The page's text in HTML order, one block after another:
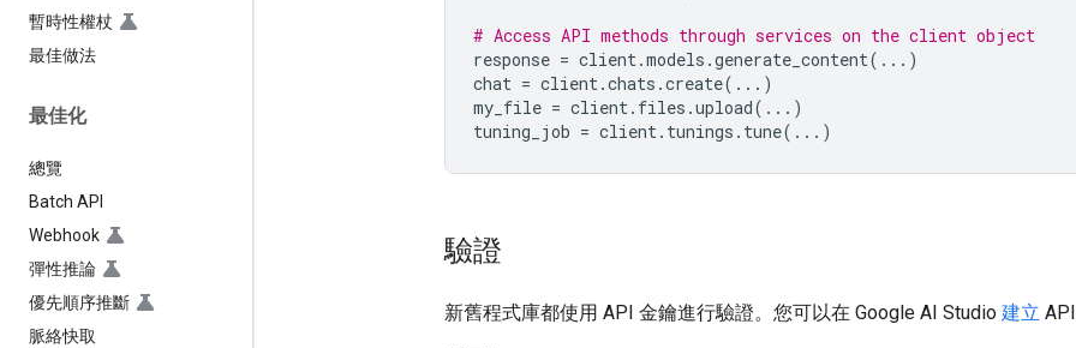
暫時性權杖
最佳做法
最佳化
總覽
Batch API
Webhook
彈性推論
優先順序推斷
脈絡快取
# Access API methods through services on the client object
response = client.models .generate_content( ... )
chat = client.chats .create( ... )
my_file = client. files .upload( ... )
tuning_job = client. tunings . tune( ... )
驗證
新舊程式庫都使用 API 金鑰進行驗證。您可以在 Google AI Studio 建立